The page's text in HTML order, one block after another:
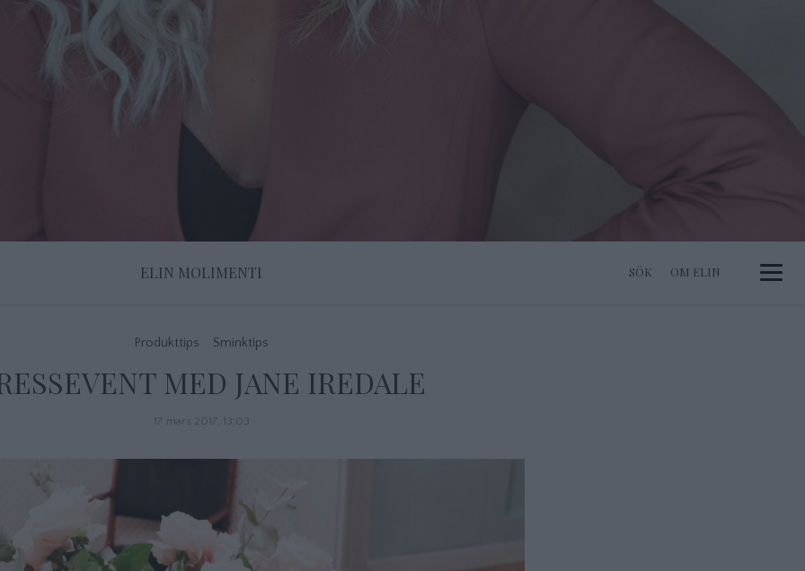
ELIN MOLIMENTI OM ELIN Toggle
Produkttips Sminktips
MED JANE IREDALE
17 mars 2017, 13:03